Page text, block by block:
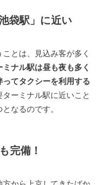
袋駅」に近い
ことは、見込み客が多く
ミナル駅は昼も夜も多く
てタクシーを利用する
ターミナル駅に近いこと
なるのです。
完備！